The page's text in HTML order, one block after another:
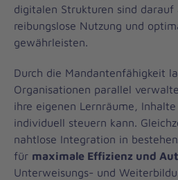
digitalen Strukturen sind darauf
reibungslose Nutzung und
gewährleisten.
Durch die Mandantenfähigkeit
Organisationen parallel
ihre eigenen Lernräume,
individuell steuern kann.
nahtlose Integration in
für maximale Effizienz und
Unterweisungs- und